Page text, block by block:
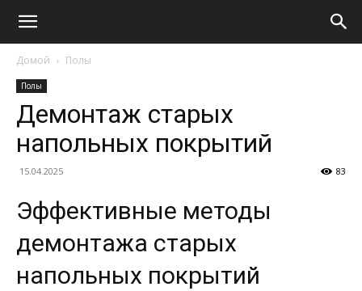
Домой Полы
Полы
Демонтаж старых
напольных покрытий
15.04.2025 83
Эффективные методы
демонтажа старых
напольных покрытий